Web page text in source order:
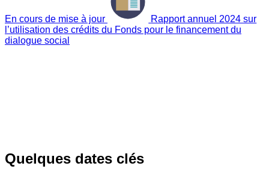
En cours de mise à jour
Rapport annuel 2024 sur
l’utilisation des crédits du Fonds pour le financement du
dialogue social
Quelques dates clés